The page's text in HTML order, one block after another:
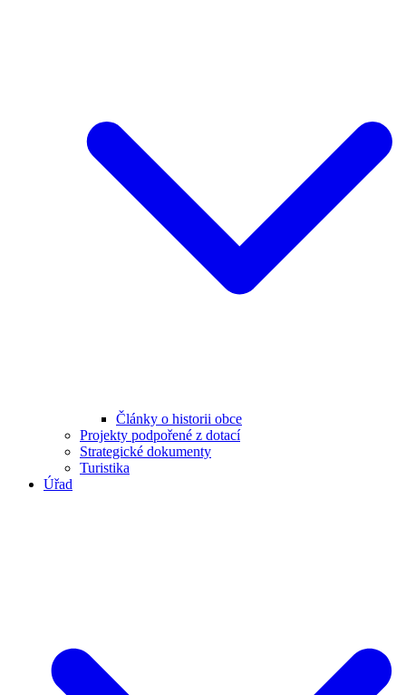
Články o historii obce
Projekty podpořené z dotací
Strategické dokumenty
Turistika
Úřad